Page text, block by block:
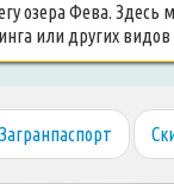
озера Фева.
или других
Загранпаспорт